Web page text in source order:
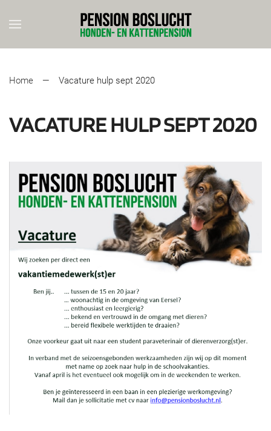
Skip to main content
Home Vacature hulp sept 2020
VACATURE HULP SEPT 2020